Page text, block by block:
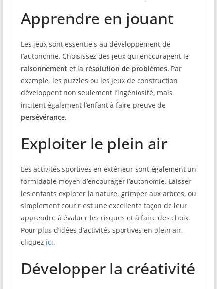
Apprendre en jouant
Les jeux sont essentiels au développement de
l’autonomie. Choisissez des jeux qui encouragent le
raisonnement et la résolution de problèmes. Par
exemple, les puzzles ou les jeux de construction
développent non seulement l’ingéniosité, mais
incitent également l’enfant à faire preuve de
persévérance.
Exploiter le plein air
Les activités sportives en extérieur sont également un
formidable moyen d’encourager l’autonomie. Laisser
les enfants explorer la nature, grimper aux arbres, ou
simplement courir est une excellente façon de leur
apprendre à évaluer les risques et à faire des choix.
Pour plus d’idées d’activités sportives en plein air,
cliquez ici.
Développer la créativité